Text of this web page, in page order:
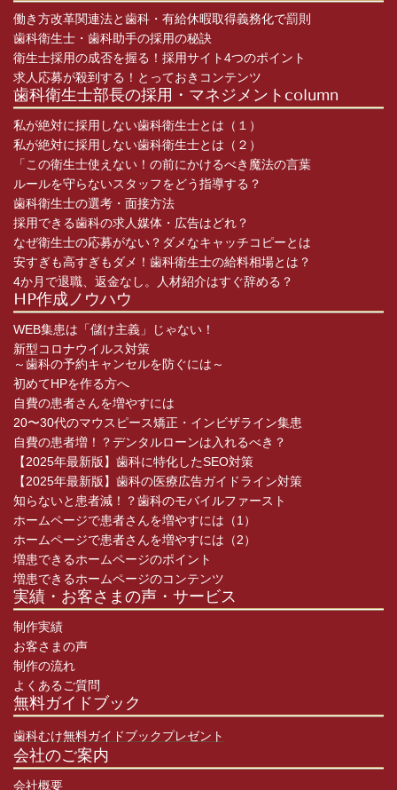
働き方改革関連法と歯科・有給休暇取得義務化で罰則
歯科衛生士・歯科助手の採用の秘訣
衛生士採用の成否を握る！採用サイト4つのポイント
求人応募が殺到する！とっておきコンテンツ
歯科衛生士部長の採用・マネジメントcolumn
私が絶対に採用しない歯科衛生士とは（１）
私が絶対に採用しない歯科衛生士とは（２）
「この衛生士使えない！の前にかけるべき魔法の言葉
ルールを守らないスタッフをどう指導する？
歯科衛生士の選考・面接方法
採用できる歯科の求人媒体・広告はどれ？
なぜ衛生士の応募がない？ダメなキャッチコピーとは
安すぎも高すぎもダメ！歯科衛生士の給料相場とは？
4か月で退職、返金なし。人材紹介はすぐ辞める？
HP作成ノウハウ
WEB集患は「儲け主義」じゃない！
新型コロナウイルス対策
～歯科の予約キャンセルを防ぐには～
初めてHPを作る方へ
自費の患者さんを増やすには
20〜30代のマウスピース矯正・インビザライン集患
自費の患者増！？デンタルローンは入れるべき？
【2025年最新版】歯科に特化したSEO対策
【2025年最新版】歯科の医療広告ガイドライン対策
知らないと患者減！？歯科のモバイルファースト
ホームページで患者さんを増やすには（1）
ホームページで患者さんを増やすには（2）
増患できるホームページのポイント
増患できるホームページのコンテンツ
実績・お客さまの声・サービス
制作実績
お客さまの声
制作の流れ
よくあるご質問
無料ガイドブック
歯科むけ無料ガイドブックプレゼント
会社のご案内
会社概要